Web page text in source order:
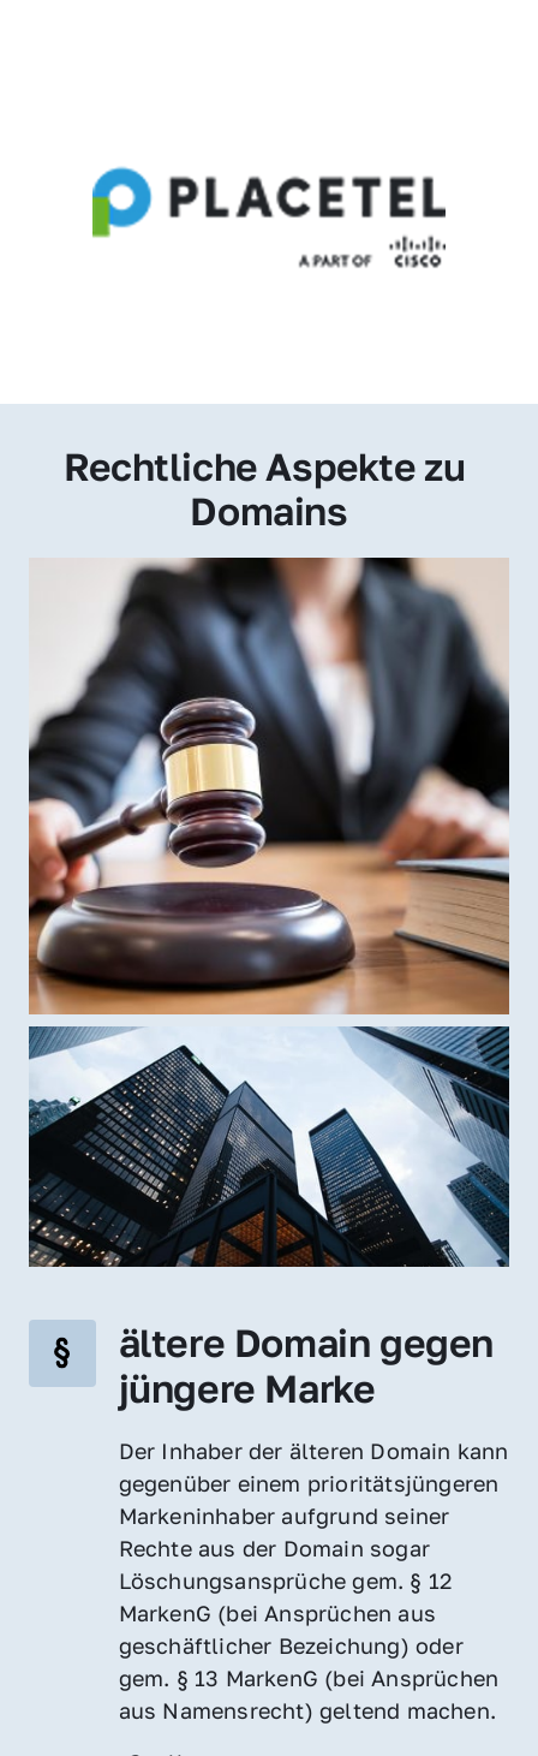
Rechtliche Aspekte zu
Domains
ältere Domain gegen
jüngere Marke
Der Inhaber der älteren Domain kann
gegenüber einem prioritätsjüngeren
Markeninhaber aufgrund seiner
Rechte aus der Domain sogar
Löschungsansprüche gem. § 12
MarkenG (bei Ansprüchen aus
geschäftlicher Bezeichung) oder
gem. § 13 MarkenG (bei Ansprüchen
aus Namensrecht) geltend machen.